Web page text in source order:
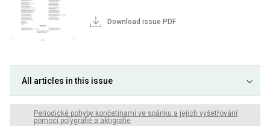
Download issue PDF
All articles in this issue
Periodické pohyby končetinami ve spánku a jejich vyšetřování
pomocí polygrafie a aktigrafie